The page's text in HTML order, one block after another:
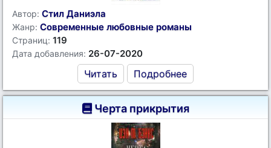
Автор: Стил Даниэла
Жанр: Современные любовные романы
Страниц: 119
Дата добавления: 26-07-2020
Читать Подробнее
Черта прикрытия